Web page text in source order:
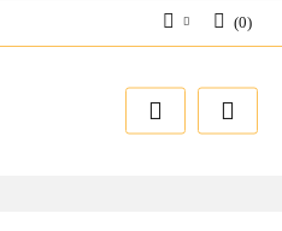
Zarejestruj się
(0)